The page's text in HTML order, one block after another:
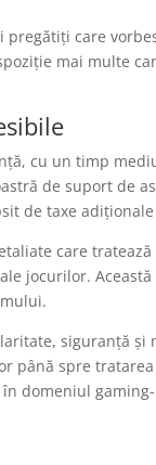
care
mai multe
cu un timp
de suport de
de taxe
care
jocurilor. Această
siguranță
până spre
domeniul